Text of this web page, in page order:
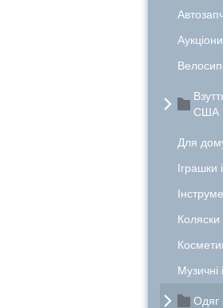
Аукціони
США
Для
Коляски
Музичні
Одяг